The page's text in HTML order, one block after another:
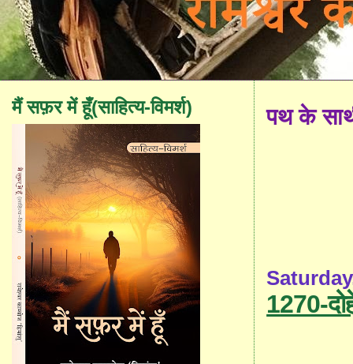
पथ के
1270-
मैं सफ़र में हूँ(साहित्य-विमर्श)